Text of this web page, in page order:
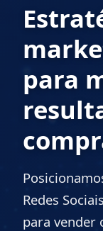
para
Redes
para vender